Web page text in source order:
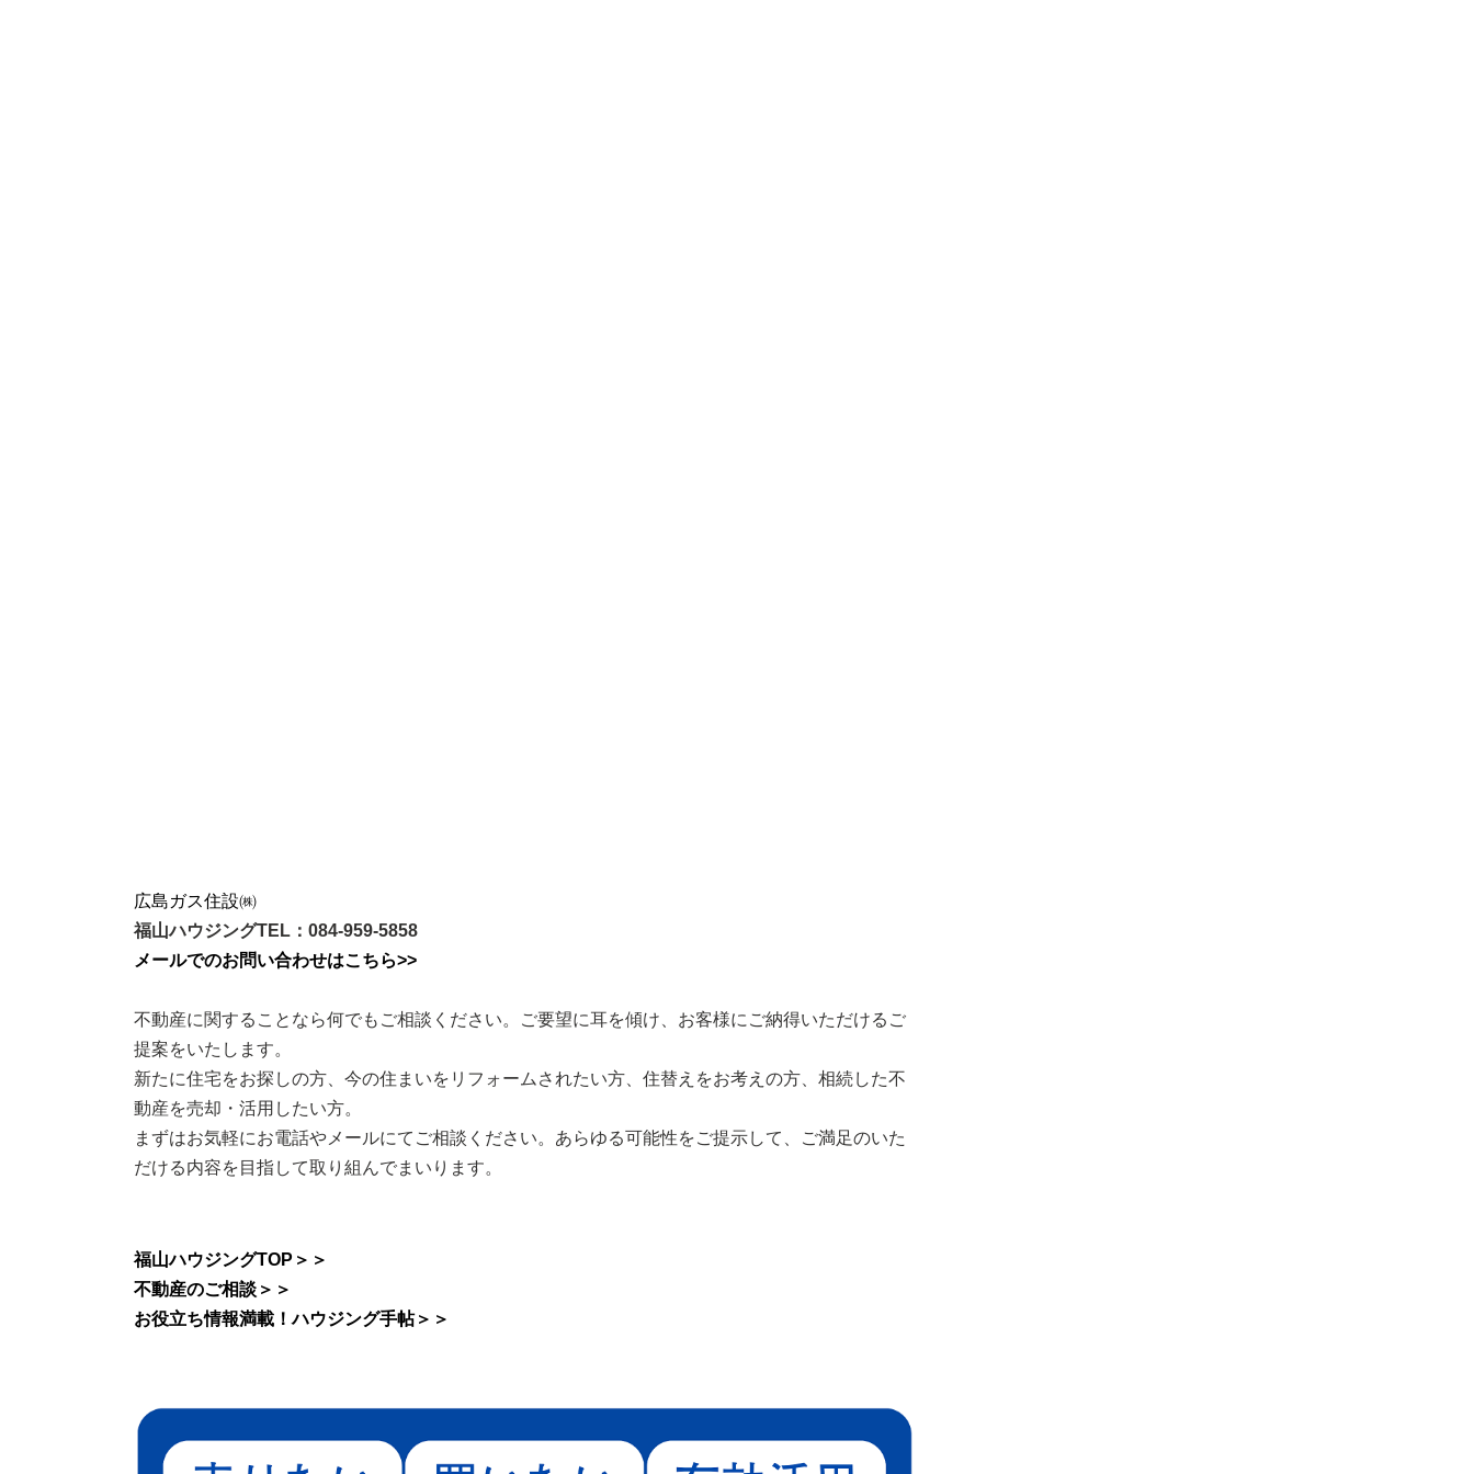
広島ガス住設㈱
福山ハウジングTEL：084-959-5858
メールでのお問い合わせはこちら>>
不動産に関することなら何でもご相談ください。ご要望に耳を傾け、お客様にご納得いただけるご
提案をいたします。
新たに住宅をお探しの方、今の住まいをリフォームされたい方、住替えをお考えの方、相続した不
動産を売却・活用したい方。
まずはお気軽にお電話やメールにてご相談ください。あらゆる可能性をご提示して、ご満足のいた
だける内容を目指して取り組んでまいります。
福山ハウジングTOP＞＞
不動産のご相談＞＞
お役立ち情報満載！ハウジング手帖＞＞